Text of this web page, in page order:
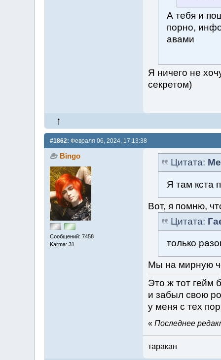
А тебя и
порно,
авами
Я ничего не
секретом)
#1862: Февраля 06, 2024, 17:13:38
Bingo
Сообщений: 7458
Karma: 31
Цитата:
Я там кста
Вот, я помню,
Цитата:
только
Мы на мирную
Это ж тот гейм
и забыл свою
у меня с тех
« Последнее
таракан